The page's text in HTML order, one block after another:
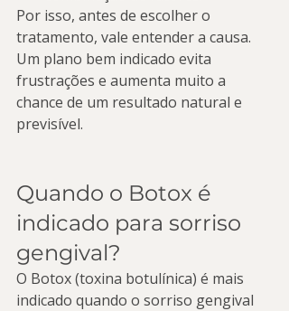
Por isso, antes de escolher o
tratamento, vale entender a causa.
Um plano bem indicado evita
frustrações e aumenta muito a
chance de um resultado natural e
previsível.
Quando o Botox é
indicado para sorriso
gengival?
O Botox (toxina botulínica) é mais
indicado quando o sorriso gengival